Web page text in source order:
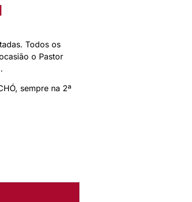
Todos os
o Pastor
sempre na 2ª